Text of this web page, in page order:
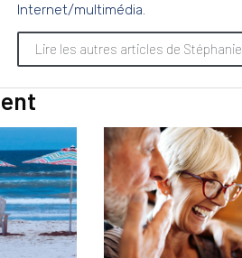
Internet/multimédia.
Lire les autres articles de